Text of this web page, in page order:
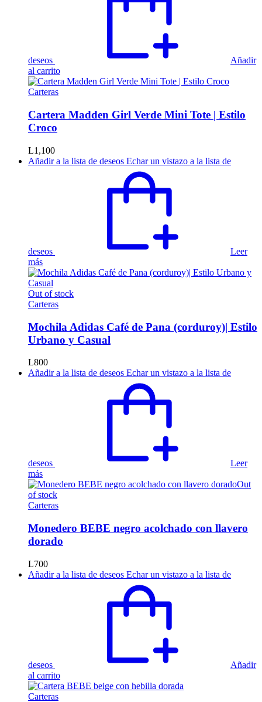
deseos
Añadir
al carrito
Carteras
Cartera Madden Girl Verde Mini Tote | Estilo
Croco
L1,100
Añadir a la lista de deseos Echar un vistazo a la lista de
deseos
Leer
más
Out of stock
Carteras
Mochila Adidas Café de Pana (corduroy)| Estilo
Urbano y Casual
L800
Añadir a la lista de deseos Echar un vistazo a la lista de
deseos
Leer
más
Out
of stock
Carteras
Monedero BEBE negro acolchado con llavero
dorado
L700
Añadir a la lista de deseos Echar un vistazo a la lista de
deseos
Añadir
al carrito
Carteras